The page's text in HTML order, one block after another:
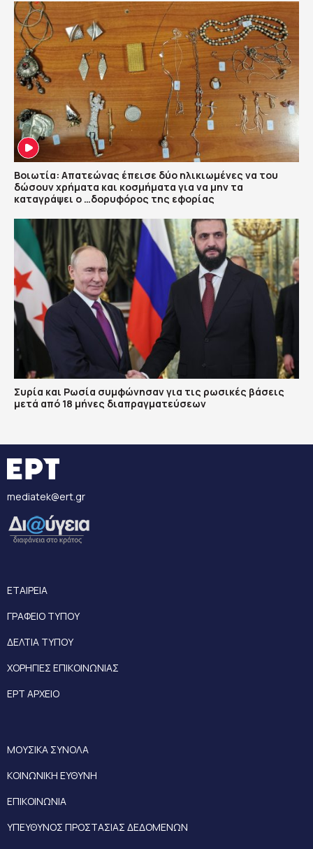
Βοιωτία: Απατεώνας έπεισε δύο ηλικιωμένες να του
δώσουν χρήματα και κοσμήματα για να μην τα
καταγράψει ο …δορυφόρος της εφορίας
Συρία και Ρωσία συμφώνησαν για τις ρωσικές βάσεις
μετά από 18 μήνες διαπραγματεύσεων
mediatek@ert.gr
ΕΤΑΙΡΕΙΑ
ΓΡΑΦΕΙΟ ΤΥΠΟΥ
ΔΕΛΤΙΑ ΤΥΠΟΥ
ΧΟΡΗΓΙΕΣ ΕΠΙΚΟΙΝΩΝΙΑΣ
ΕΡΤ ΑΡΧΕΙΟ
ΜΟΥΣΙΚΑ ΣΥΝΟΛΑ
ΚΟΙΝΩΝΙΚΗ ΕΥΘΥΝΗ
ΕΠΙΚΟΙΝΩΝΙΑ
ΥΠΕΥΘΥΝΟΣ ΠΡΟΣΤΑΣΙΑΣ ΔΕΔΟΜΕΝΩΝ